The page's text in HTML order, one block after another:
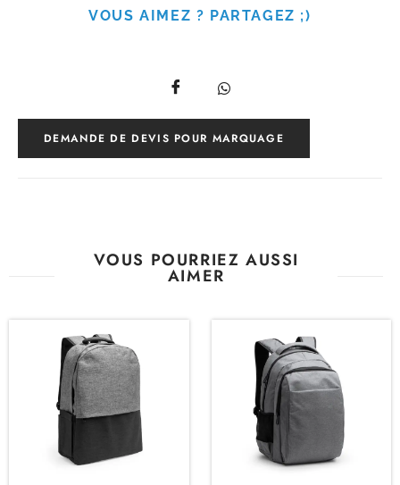
VOUS AIMEZ ? PARTAGEZ ;)
DEMANDE DE DEVIS POUR MARQUAGE
VOUS POURRIEZ AUSSI
AIMER